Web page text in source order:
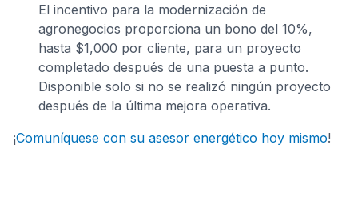
El incentivo para la modernización de
agronegocios proporciona un bono del 10%,
hasta $1,000 por cliente, para un proyecto
completado después de una puesta a punto.
Disponible solo si no se realizó ningún proyecto
después de la última mejora operativa.
¡Comuníquese con su asesor energético hoy mismo!